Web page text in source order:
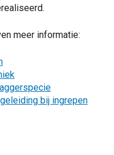
meer informatie:
bij ingrepen